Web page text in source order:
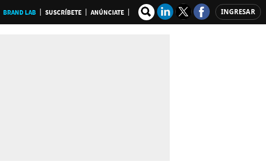
BRAND LAB SUSCRÍBETE ANÚNCIATE INGRESAR